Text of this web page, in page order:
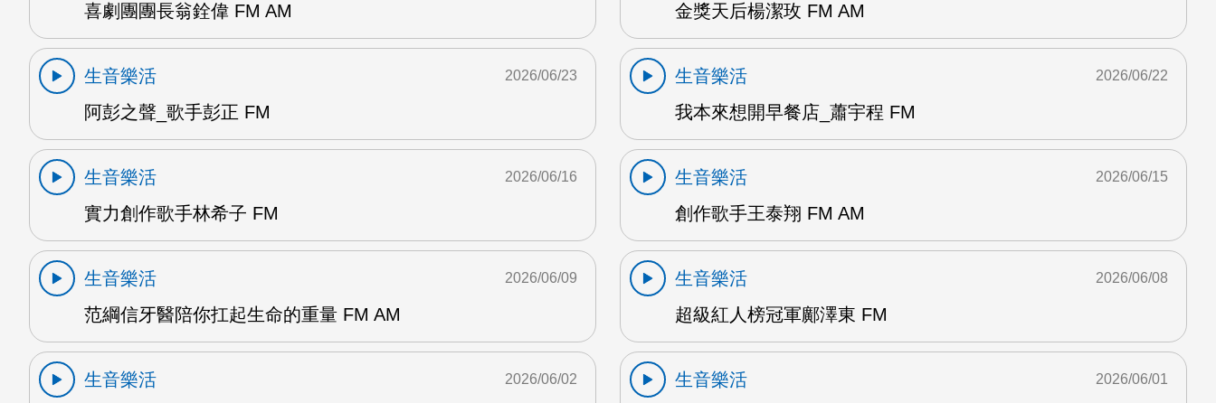
喜劇團團長翁銓偉 FM AM
金獎天后楊潔玫 FM AM
生音樂活
阿彭之聲_歌手彭正 FM
2026/06/23
生音樂活
我本來想開早餐店_蕭宇程 FM
2026/06/22
生音樂活
實力創作歌手林希子 FM
2026/06/16
生音樂活
創作歌手王泰翔 FM AM
2026/06/15
生音樂活
范綱信牙醫陪你扛起生命的重量 FM AM
2026/06/09
生音樂活
超級紅人榜冠軍鄺澤東 FM
2026/06/08
生音樂活
2026/06/02
生音樂活
2026/06/01